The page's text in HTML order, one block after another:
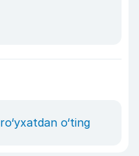
ro‘yxatdan o‘ting